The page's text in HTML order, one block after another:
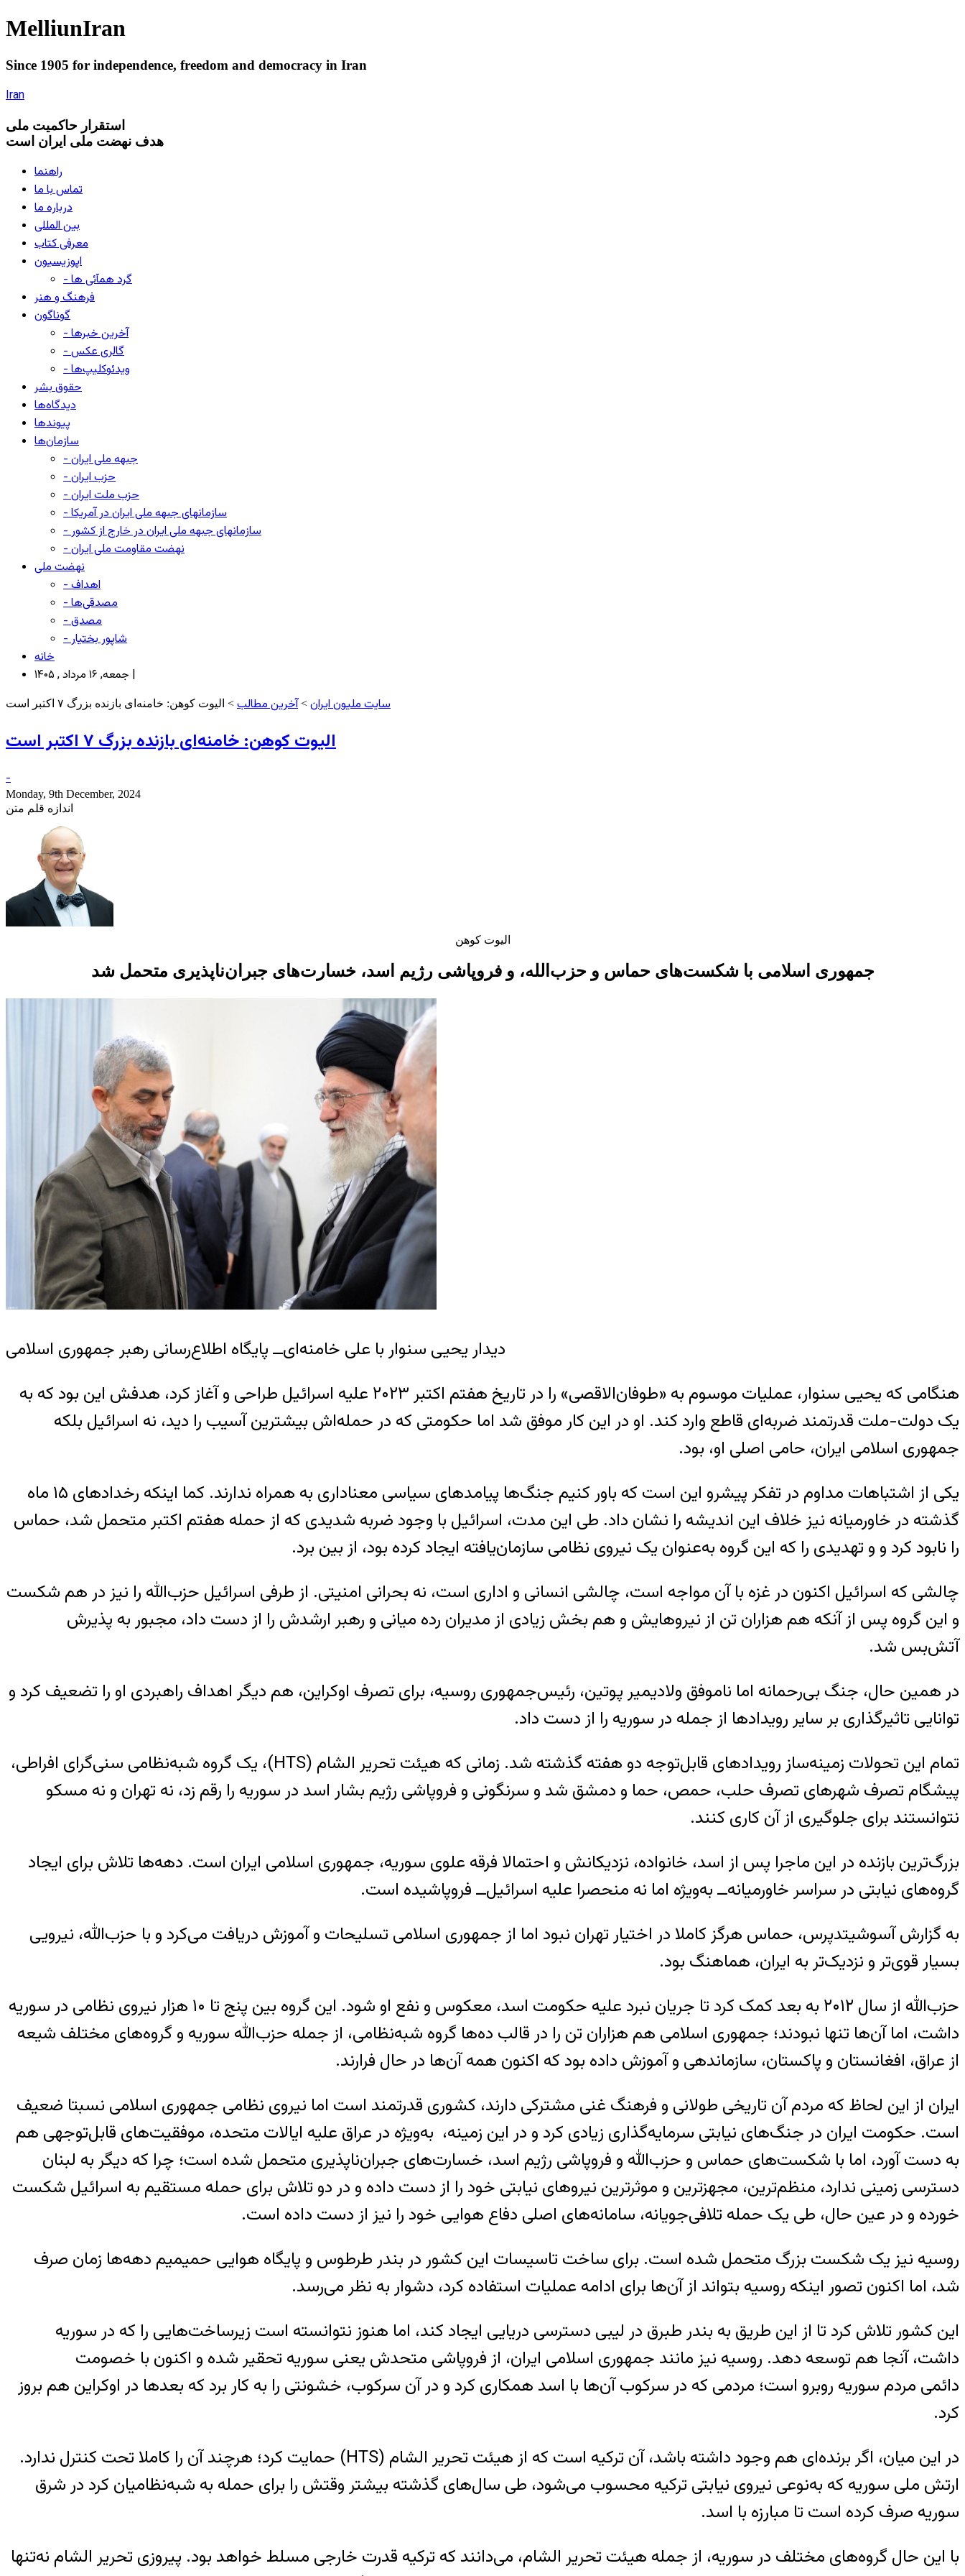
MelliunIran
Since 1905 for independence, freedom and democracy in Iran
Iran
استقرار حاکميت ملی
هدف نهضت ملی ایران است
راهنما
تماس با ما
درباره ما
بین المللی
معرفی کتاب
اپوزیسیون
- گرد همآئی ها
فرهنگ و هنر
گوناگون
- آخرین خبرها
- گالری عکس
- ویدئوکلیپ‌ها
حقوق بشر
دیدگاه‌ها
پیوندها
سازمان‌ها
- جبهه ملی ایران
- حزب ایران
- حزب ملت ایران
- سازمانهای جبهه ملی ایران در آمریکا
- سازمانهای جبهه ملی ایران در خارج از کشور
- نهضت مقاومت ملی ایران
نهضت ملی
- اهداف
- مصدقی‌ها
- مصدق
- شاپور بختیار
خانه
جمعه, ۱۶ مرداد , ۱۴۰۵ |
سایت ملیون ایران >آخرین مطالب > الیوت کوهن: خامنه‌ای بازنده بزرگ ۷ اکتبر است
الیوت کوهن: خامنه‌ای بازنده بزرگ ۷ اکتبر است
-
Monday, 9th December, 2024
اندازه قلم متن
الیوت کوهن
جمهوری اسلامی با شکست‌های حماس و حزب‌الله، و فروپاشی رژیم اسد، خسارت‌های جبران‌ناپذیری متحمل شد
دیدار یحیی سنوار با علی خامنه‌ای‌ــ پایگاه اطلاع‌رسانی رهبر جمهوری اسلامی
هنگامی که یحیی سنوار، عملیات موسوم به «طوفان‌الاقصی» را در تاریخ هفتم اکتبر ۲۰۲۳ علیه اسرائیل طراحی و آغاز کرد، هدفش این بود که به
یک دولت-ملت قدرتمند ضربه‌ای قاطع وارد کند. او در این کار موفق شد اما حکومتی که در حمله‌اش بیشترین آسیب را دید، نه اسرائیل بلکه
جمهوری اسلامی ایران، حامی اصلی‌ او، بود.
یکی از اشتباهات مداوم در تفکر پیشرو این است که باور کنیم جنگ‌ها پیامدهای سیاسی معناداری به همراه ندارند. کما اینکه رخدادهای ۱۵ ماه
گذشته در خاورمیانه نیز خلاف این اندیشه را نشان داد. طی این مدت، اسرائیل با وجود ضربه‌ شدیدی که از حمله هفتم اکتبر متحمل شد، حماس
را نابود کرد و و تهدیدی را که این گروه به‌عنوان یک نیروی نظامی سازمان‌یافته ایجاد کرده بود، از بین برد.
چالشی که اسرائیل اکنون در غزه با آن مواجه است، چالشی انسانی و اداری است، نه بحرانی امنیتی. از طرفی اسرائیل حزب‌الله را نیز در هم شکست
و این گروه پس از آنکه هم هزاران تن از نیروهایش و هم بخش زیادی از مدیران رده میانی و رهبر ارشدش را از دست داد، مجبور به پذیرش
آتش‌بس شد.
در همین حال، جنگ بی‌رحمانه اما ناموفق ولادیمیر پوتین، رئیس‌جمهوری روسیه، برای تصرف اوکراین، هم دیگر اهداف راهبردی او را تضعیف کرد و
توانایی تاثیرگذاری‌ بر سایر رویدادها از جمله در سوریه را از دست داد.
تمام این تحولات زمینه‌ساز رویدادهای قابل‌توجه دو هفته گذشته شد. زمانی که هیئت تحریر الشام (HTS)، یک گروه شبه‌نظامی سنی‌گرای افراطی،
پیشگام تصرف شهرهای تصرف حلب، حمص، حما و دمشق شد و سرنگونی و فروپاشی رژیم بشار اسد در سوریه را رقم زد، نه تهران و نه مسکو
نتوانستند برای جلوگیری از آن کاری کنند.
بزرگ‌ترین بازنده در این ماجرا پس از اسد، خانواده‌، نزدیکانش و احتمالا فرقه علوی‌ سوریه، جمهوری اسلامی ایران است. دهه‌ها تلاش برای ایجاد
گروه‌های نیابتی در سراسر خاورمیانه‌ــ به‌ویژه اما نه منحصرا علیه اسرائیل‌ــ فروپاشیده است.
به گزارش آسوشیتدپرس، حماس هرگز کاملا در اختیار تهران نبود اما از جمهوری اسلامی تسلیحات و آموزش دریافت می‌کرد و با حزب‌الله، نیرویی
بسیار قوی‌تر و نزدیک‌تر به ایران، هماهنگ بود.
حزب‌الله از سال ۲۰۱۲ به بعد کمک کرد تا جریان نبرد علیه حکومت اسد، معکوس و نفع او شود. این گروه بین پنج تا ۱۰ هزار نیروی نظامی ‌در سوریه
داشت، اما آ‌ن‌ها تنها نبودند؛ جمهوری اسلامی هم هزاران تن را در قالب ده‌ها گروه شبه‌نظامی، از جمله حزب‌الله سوریه و گروه‌های مختلف شیعه
از عراق، افغانستان و پاکستان، سازماندهی و آموزش داده بود که اکنون همه آن‌ها در حال فرارند.
ایران از این لحاظ که مردم آن تاریخی طولانی و فرهنگ غنی مشترکی دارند، کشوری قدرتمند است اما نیروی نظامی جمهوری اسلامی نسبتا ضعیف
است. حکومت ایران در جنگ‌های نیابتی سرمایه‌گذاری زیادی کرد و در این زمینه، به‌ویژه در عراق علیه ایالات متحده، موفقیت‌های قابل‌توجهی هم
به دست آورد، اما با شکست‌های حماس و حزب‌الله و فروپاشی رژیم اسد، خسارت‌های جبران‌ناپذیری متحمل شده است؛ چرا که دیگر به لبنان
دسترسی زمینی ندارد، منظم‌ترین، مجهزترین و موثرترین نیروهای نیابتی خود را از دست داده و در دو تلاش برای حمله مستقیم به اسرائیل شکست
خورده و در عین حال، طی یک حمله تلافی‌جویانه، سامانه‌های اصلی دفاع هوایی خود را نیز از دست داده است.
روسیه نیز یک شکست بزرگ متحمل شده است. برای ساخت تاسیسات این کشور در بندر طرطوس و پایگاه هوایی حمیمیم دهه‌ها زمان صرف
شد، اما اکنون تصور اینکه روسیه بتواند از آن‌ها برای ادامه عملیات استفاده کرد، دشوار به نظر می‌رسد.
این کشور تلاش کرد تا از این طریق به بندر طبرق در لیبی دسترسی دریایی ایجاد کند، اما هنوز نتوانسته است زیرساخت‌هایی را که در سوریه
داشت، آنجا هم توسعه دهد. روسیه نیز مانند جمهوری اسلامی ایران، از فروپاشی متحدش یعنی سوریه تحقیر شده و اکنون با خصومت
دائمی مردم سوریه روبرو است‌؛ مردمی که در سرکوب آن‌ها با اسد همکاری کرد و در آن سرکوب، خشونتی را به کار برد که بعدها در اوکراین هم بروز
کرد.
در این میان، اگر برنده‌ای هم وجود داشته باشد، آن ترکیه است که از هیئت تحریر الشام (HTS) حمایت کرد؛ هرچند آن را کاملا تحت کنترل ندارد.
ارتش ملی سوریه که به‌نوعی نیروی نیابتی ترکیه محسوب می‌شود، طی سال‌های گذشته بیشتر وقتش را برای حمله به شبه‌نظامیان کرد در شرق
سوریه صرف کرده است تا مبارزه با اسد.
با این حال گروه‌های مختلف در سوریه، از جمله هیئت تحریر الشام، می‌دانند که ترکیه قدرت خارجی مسلط خواهد بود. پیروزی تحریر الشام نه‌تنها